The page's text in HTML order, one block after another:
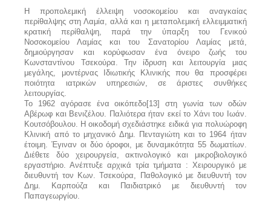
Η προπολεμική έλλειψη νοσοκομείου και αναγκαίας
περίθαλψης στη Λαμία, αλλά και η μεταπολεμική ελλειμματική
κρατική περίθαλψη, παρά την ύπαρξη του Γενικού
Νοσοκομείου Λαμίας και του Σανατορίου Λαμίας μετά,
δημιούργησαν και κορύφωσαν ένα όνειρο ζωής του
Κωνσταντίνου Τσεκούρα. Την ίδρυση και λειτουργία μιας
μεγάλης, μοντέρνας Ιδιωτικής Κλινικής που θα προσφέρει
ποιότητα ιατρικών υπηρεσιών, σε άριστες συνθήκες
λειτουργίας.
Το 1962 αγόρασε ένα οικόπεδο[13] στη γωνία των οδών
Αβέρωφ και Βενιζέλου. Παλιότερα ήταν εκεί το Χάνι του Ιωάν.
Κουτσόβουλου. Η οικοδομή σχεδιάστηκε ειδικά για πολυώροφη
Κλινική από το μηχανικό Δημ. Πενταγιώτη και το 1964 ήταν
έτοιμη. Έγιναν οι δύο όροφοι, με δυναμικότητα 55 δωματίων.
Διέθετε δύο χειρουργεία, ακτινολογικό και μικροβιολογικό
εργαστήριο. Ανέπτυξε αρχικά τρία τμήματα : Χειρουργικό με
διευθυντή τον Κων. Τσεκούρα, Παθολογικό με διευθυντή τον
Δημ. Καρπούζα και Παιδιατρικό με διευθυντή τον
Παπαγεωργίου.